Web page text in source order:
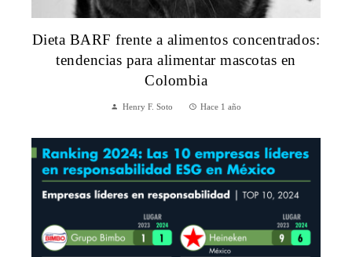
Dieta BARF frente a alimentos concentrados:
tendencias para alimentar mascotas en
Colombia
Henry F. Soto Hace 1 año